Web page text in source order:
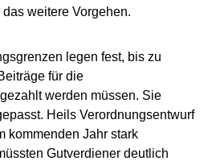
weitere Vorgehen.
legen fest, bis zu
für die
werden müssen. Sie
Heils Verordnungsentwurf
kommenden Jahr stark
Gutverdiener deutlich